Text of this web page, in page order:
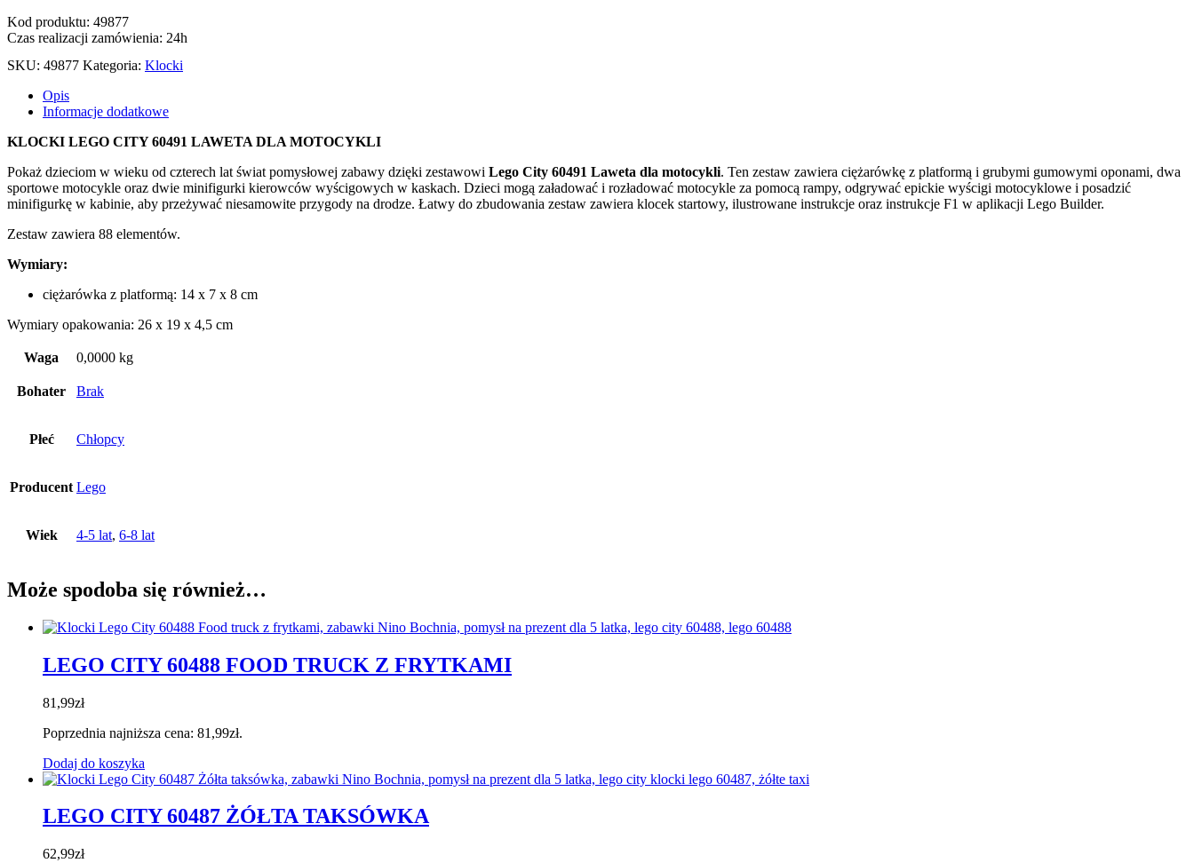
Kod produktu: 49877
Czas realizacji zamówienia: 24h
SKU: 49877 Kategoria: Klocki
Opis
Informacje dodatkowe
KLOCKI LEGO CITY 60491 LAWETA DLA MOTOCYKLI
Pokaż dzieciom w wieku od czterech lat świat pomysłowej zabawy dzięki zestawowi Lego City 60491 Laweta dla motocykli. Ten zestaw zawiera ciężarówkę z platformą i grubymi gumowymi oponami, dwa
sportowe motocykle oraz dwie minifigurki kierowców wyścigowych w kaskach. Dzieci mogą załadować i rozładować motocykle za pomocą rampy, odgrywać epickie wyścigi motocyklowe i posadzić
minifigurkę w kabinie, aby przeżywać niesamowite przygody na drodze. Łatwy do zbudowania zestaw zawiera klocek startowy, ilustrowane instrukcje oraz instrukcje F1 w aplikacji Lego Builder.
Zestaw zawiera 88 elementów.
Wymiary:
ciężarówka z platformą: 14 x 7 x 8 cm
Wymiary opakowania: 26 x 19 x 4,5 cm
Waga 0,0000 kg
Bohater Brak
Płeć Chłopcy
Producent Lego
Wiek 4-5 lat, 6-8 lat
Może spodoba się również…
LEGO CITY 60488 FOOD TRUCK Z FRYTKAMI
81,99zł
Poprzednia najniższa cena: 81,99zł.
Dodaj do koszyka
LEGO CITY 60487 ŻÓŁTA TAKSÓWKA
62,99zł